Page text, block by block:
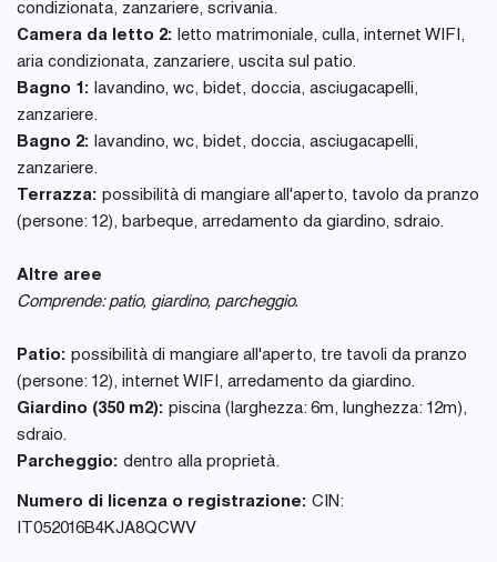
condizionata, zanzariere, scrivania.
Camera da letto 2: letto matrimoniale, culla, internet WIFI,
aria condizionata, zanzariere, uscita sul patio.
Bagno 1: lavandino, wc, bidet, doccia, asciugacapelli,
zanzariere.
Bagno 2: lavandino, wc, bidet, doccia, asciugacapelli,
zanzariere.
Terrazza: possibilità di mangiare all'aperto, tavolo da pranzo
(persone: 12), barbeque, arredamento da giardino, sdraio.
Altre aree
Comprende: patio, giardino, parcheggio.
Patio: possibilità di mangiare all'aperto, tre tavoli da pranzo
(persone: 12), internet WIFI, arredamento da giardino.
Giardino (350 m2): piscina (larghezza: 6m, lunghezza: 12m),
sdraio.
Parcheggio: dentro alla proprietà.
Numero di licenza o registrazione: CIN:
IT052016B4KJA8QCWV